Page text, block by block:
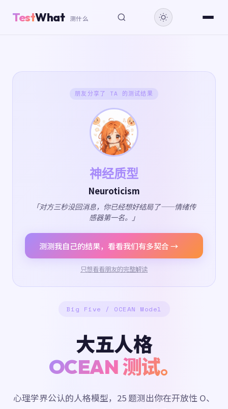
TestWhat 测什么
朋友分享了 TA 的测试结果
神经质型
Neuroticism
「对方三秒没回消息，你已经想好结局了——情绪传
感器第一名。」
测测我自己的结果，看看我们有多契合 →
只想看看朋友的完整解读
Big Five / OCEAN Model
大五人格
OCEAN 测试。
心理学界公认的人格模型，25 题测出你在开放性 O、